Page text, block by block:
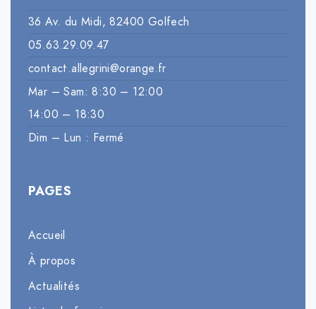
36 Av. du Midi, 82400 Golfech
05.63.29.09.47
contact.allegrini@orange.fr
Mar – Sam: 8:30 – 12:00
14:00 – 18:30
Dim – Lun : Fermé
PAGES
Accueil
À propos
Actualités